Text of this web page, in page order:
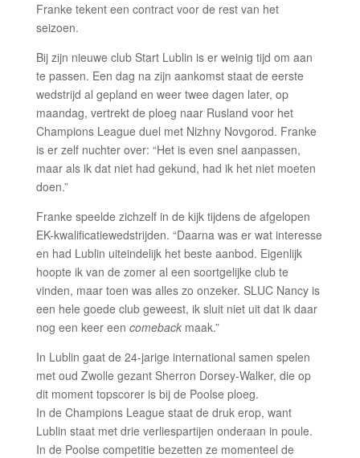
Franke tekent een contract voor de rest van het
seizoen.
Bij zijn nieuwe club Start Lublin is er weinig tijd om aan
te passen. Een dag na zijn aankomst staat de eerste
wedstrijd al gepland en weer twee dagen later, op
maandag, vertrekt de ploeg naar Rusland voor het
Champions League duel met Nizhny Novgorod. Franke
is er zelf nuchter over: “Het is even snel aanpassen,
maar als ik dat niet had gekund, had ik het niet moeten
doen.”
Franke speelde zichzelf in de kijk tijdens de afgelopen
EK-kwalificatiewedstrijden. “Daarna was er wat interesse
en had Lublin uiteindelijk het beste aanbod. Eigenlijk
hoopte ik van de zomer al een soortgelijke club te
vinden, maar toen was alles zo onzeker. SLUC Nancy is
een hele goede club geweest, ik sluit niet uit dat ik daar
nog een keer een comebackmaak.”
In Lublin gaat de 24-jarige international samen spelen
met oud Zwolle gezant Sherron Dorsey-Walker, die op
dit moment topscorer is bij de Poolse ploeg.
In de Champions League staat de druk erop, want
Lublin staat met drie verliespartijen onderaan in poule.
In de Poolse competitie bezetten ze momenteel de